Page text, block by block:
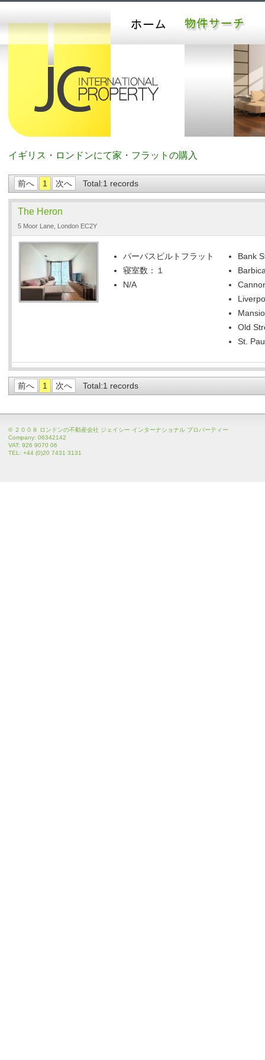
イギリス・ロンドンにて家・フラットの購入
前へ 1 次へ Total:1 records
The Heron
5 Moor Lane, London EC2Y
パーパスビルトフラット
寝室数：１
N/A
Bank
Old
St.
前へ 1 次へ Total:1 records
© ２００８ ロンドンの不動産会社 ジェイシー インターナショナル プロパーティー
Company: 06342142
VAT: 926 9070 06
TEL: +44 (0)20 7431 3131